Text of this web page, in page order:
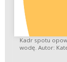
Kadr spotu
wodę. Autor: